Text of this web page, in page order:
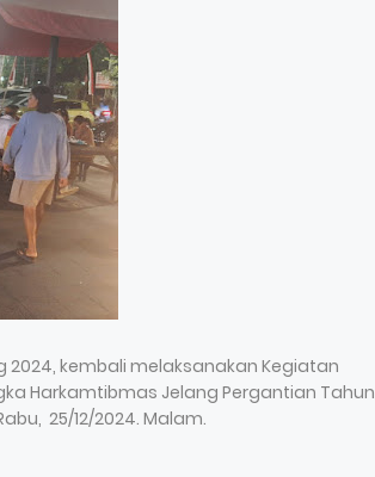
2024, kembali melaksanakan Kegiatan
Harkamtibmas Jelang Pergantian Tahun
25/12/2024. Malam.